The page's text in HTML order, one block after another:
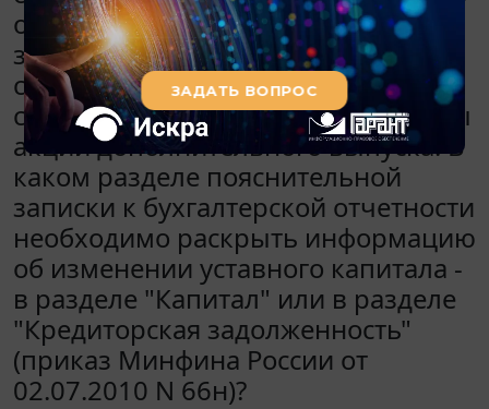
отражена кредиторская
задолженность на счете 75 на
сумму полученных денежных
средств от акционера в счет оплаты
акций дополнительного выпуска. В
каком разделе пояснительной
записки к бухгалтерской отчетности
необходимо раскрыть информацию
об изменении уставного капитала -
в разделе "Капитал" или в разделе
"Кредиторская задолженность"
(приказ Минфина России от
02.07.2010 N 66н)?